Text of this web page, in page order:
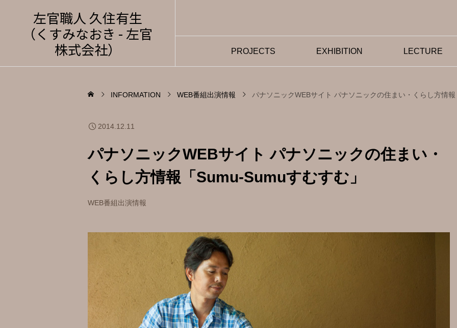
左官職人 久住有生
（くすみなおき - 左官
株式会社）
PROJECTS EXHIBITION LECTURE
INFORMATION WEB番組出演情報 パナソニックWEBサイト パナソニックの住まい・くらし方情
2014.12.11
パナソニックWEBサイト パナソニックの住まい・
くらし方情報「Sumu-Sumuすむすむ」
WEB番組出演情報
東京都優秀技能者（東京マイ